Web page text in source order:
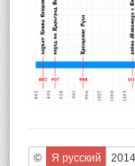
© Я русский